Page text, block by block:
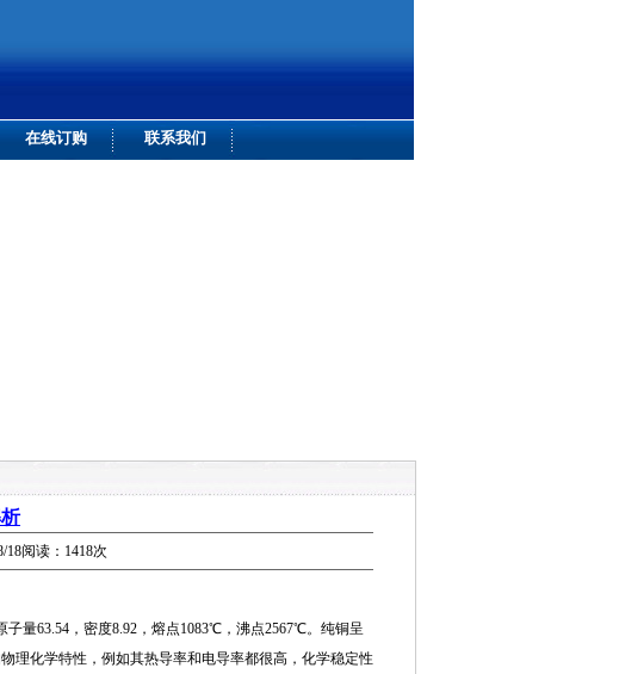
在线订购 联系我们
18阅读：1418次
量63.54，密度8.92，熔点1083℃，沸点2567℃。纯铜呈
理化学特性，例如其热导率和电导率都很高，化学稳定性